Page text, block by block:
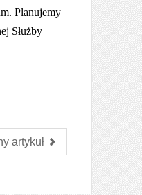
Planujemy
Służby
artykuł